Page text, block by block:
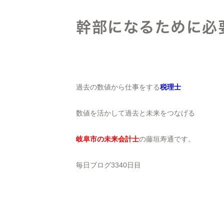
幹部になるために必
過去の数値から仕事をする税理士
数値を活かして過去と未来をつなげる
岐阜市の未来会計士の藤垣寿通です。
毎日ブログ3340日目